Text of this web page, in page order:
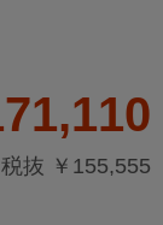
税抜 ￥155,555